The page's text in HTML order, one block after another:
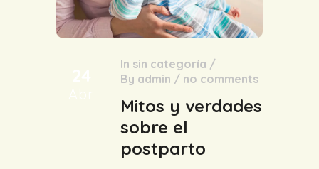
In sin categoría /
By admin / no comments
Mitos y verdades
sobre el
postparto